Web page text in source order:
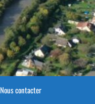
Nous contacter